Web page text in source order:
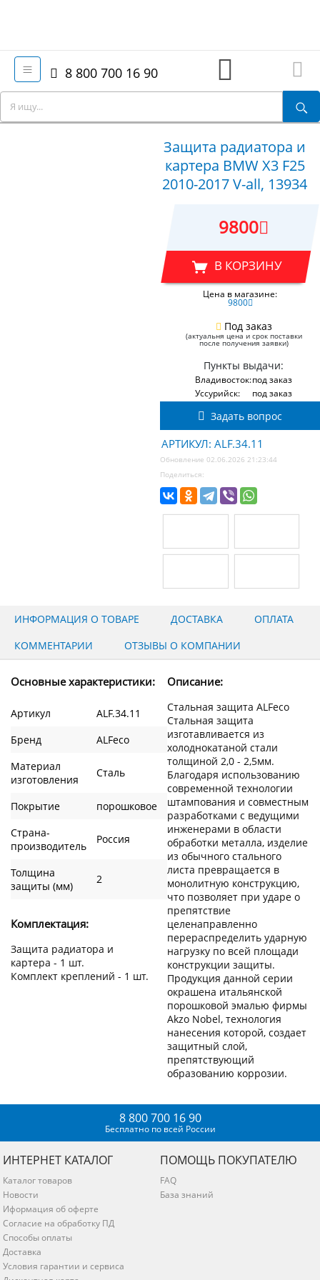
8 800 700 16 90
Защита радиатора и
картера BMW X3 F25
2010-2017 V-all, 13934
9800
В КОРЗИНУ
Цена в магазине:
9800
Под заказ
(актуальня цена и срок поставки
после получения заявки)
Пункты выдачи:
Владивосток:под заказ
Уссурийск:
под заказ
Задать вопрос
АРТИКУЛ: ALF.34.11
Обновление 02.06.2026 21:23:44
Поделиться:
ИНФОРМАЦИЯ О ТОВАРЕ ДОСТАВКА
ОПЛАТА
КОММЕНТАРИИ
ОТЗЫВЫ О КОМПАНИИ
Основные характеристики:
Артикул
ALF.34.11
Бренд
ALFeco
Материал
изготовления
Сталь
Покрытие
порошковое
Страна-
производитель
Россия
Толщина
защиты (мм)
2
Комплектация:
Защита радиатора и
картера - 1 шт.
Комплект креплений - 1 шт.
Описание:
Стальная защита ALFeco
Стальная защита
изготавливается из
холоднокатаной стали
толщиной 2,0 - 2,5мм.
Благодаря использованию
современной технологии
штампования и совместным
разработками с ведущими
инженерами в области
обработки металла, изделие
из обычного стального
листа превращается в
монолитную конструкцию,
что позволяет при ударе о
препятствие
целенаправленно
перераспределить ударную
нагрузку по всей площади
конструкции защиты.
Продукция данной серии
окрашена итальянской
порошковой эмалью фирмы
Akzo Nobel, технология
нанесения которой, создает
защитный слой,
препятствующий
образованию коррозии.
8 800 700 16 90
Бесплатно по всей России
ИНТЕРНЕТ КАТАЛОГ
Каталог товаров
Новости
Иформация об оферте
Согласие на обработку ПД
Способы оплаты
Доставка
Условия гарантии и сервиса
ПОМОЩЬ ПОКУПАТЕЛЮ
FAQ
База знаний